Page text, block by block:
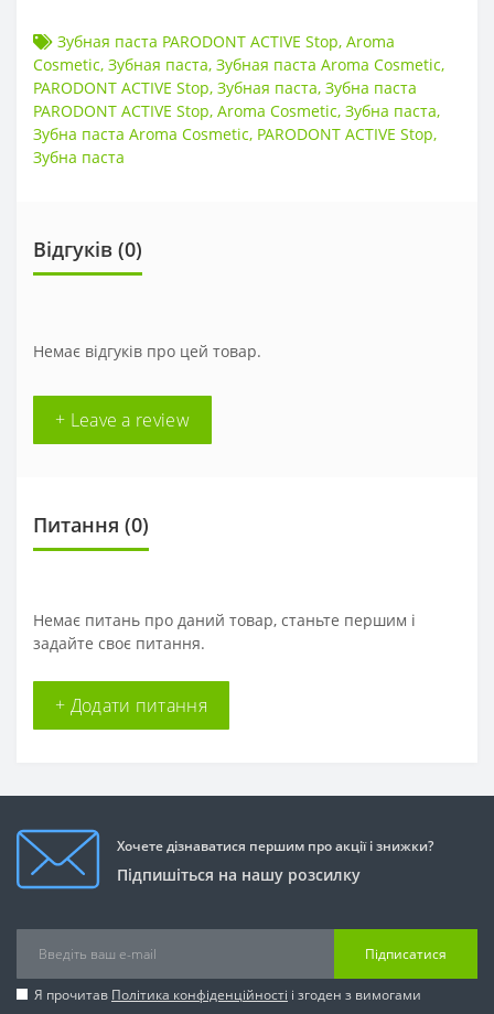
Зубная паста PARODONT ACTIVE Stop, Aroma
Cosmetic, Зубная паста, Зубная паста Aroma Cosmetic,
PARODONT ACTIVE Stop, Зубная паста, Зубна паста
PARODONT ACTIVE Stop, Aroma Cosmetic, Зубна паста,
Зубна паста Aroma Cosmetic, PARODONT ACTIVE Stop,
Зубна паста
Відгуків (0)
Немає відгуків про цей товар.
+ Leave a review
Питання (0)
Немає питань про даний товар, станьте першим і
задайте своє питання.
+ Додати питання
Хочете дізнаватися першим про акції і знижки?
Підпишіться на нашу розсилку
Підписатися
Я прочитав Політика конфіденційності і згоден з вимогами